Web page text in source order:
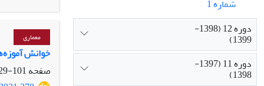
فرهنگ صلح
نقش‌آفرینی
پایدار
باشد.
معماری
خوانش
صفحه101-129
شماره 1
دوره 12 (1398-
1399)
دوره 11 (1397-
1398)